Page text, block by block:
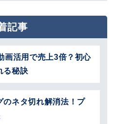
記事
画活用で売上3倍？初心
る秘訣
のネタ切れ解消法！プ